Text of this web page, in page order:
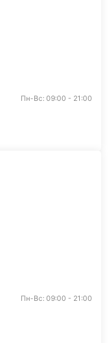
Пн-Вс: 09:00 - 21:00
Пн-Вс: 09:00 - 21:00